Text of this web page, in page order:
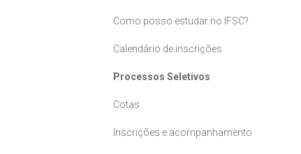
Como posso estudar no IFSC?
Calendário de inscrições
Processos Seletivos
Cotas
Inscrições e acompanhamento